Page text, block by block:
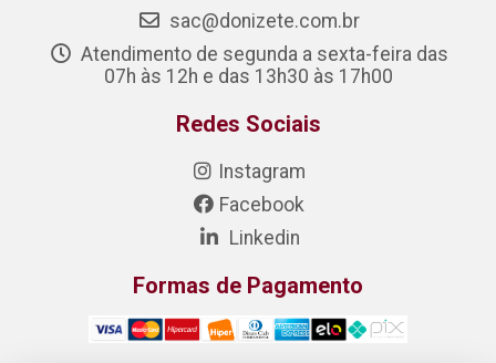
sac@donizete.com.br
Atendimento de segunda a sexta-feira das
07h às 12h e das 13h30 às 17h00
Redes Sociais
Instagram
Facebook
Linkedin
Formas de Pagamento